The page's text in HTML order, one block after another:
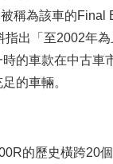
稱為該車的Final
指出「至2002年
的車款在中古車
的車輛。
的歷史橫跨20